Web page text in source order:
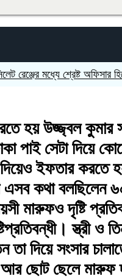
মধ্যে শ্রেষ্ট অফিসার হিসেবে
হয় উজ্জ্বল কুমার
পাই সেটা দিয়ে
ইফতার করতে
কথা বলছিলেন
মারুফও দৃষ্টি
স্ত্রী ও
দিয়ে সংসার
আর ছোট ছেলে